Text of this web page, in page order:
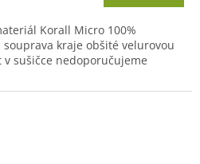
Korall Micro 100%
kraje obšité velurovou
sušičce nedoporučujeme